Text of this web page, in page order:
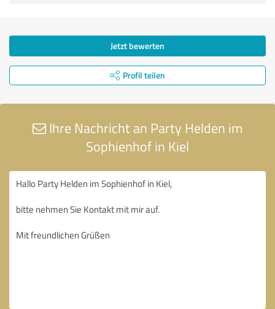
Jetzt bewerten
Profil teilen
Ihre Nachricht an Party Helden im
Sophienhof in Kiel